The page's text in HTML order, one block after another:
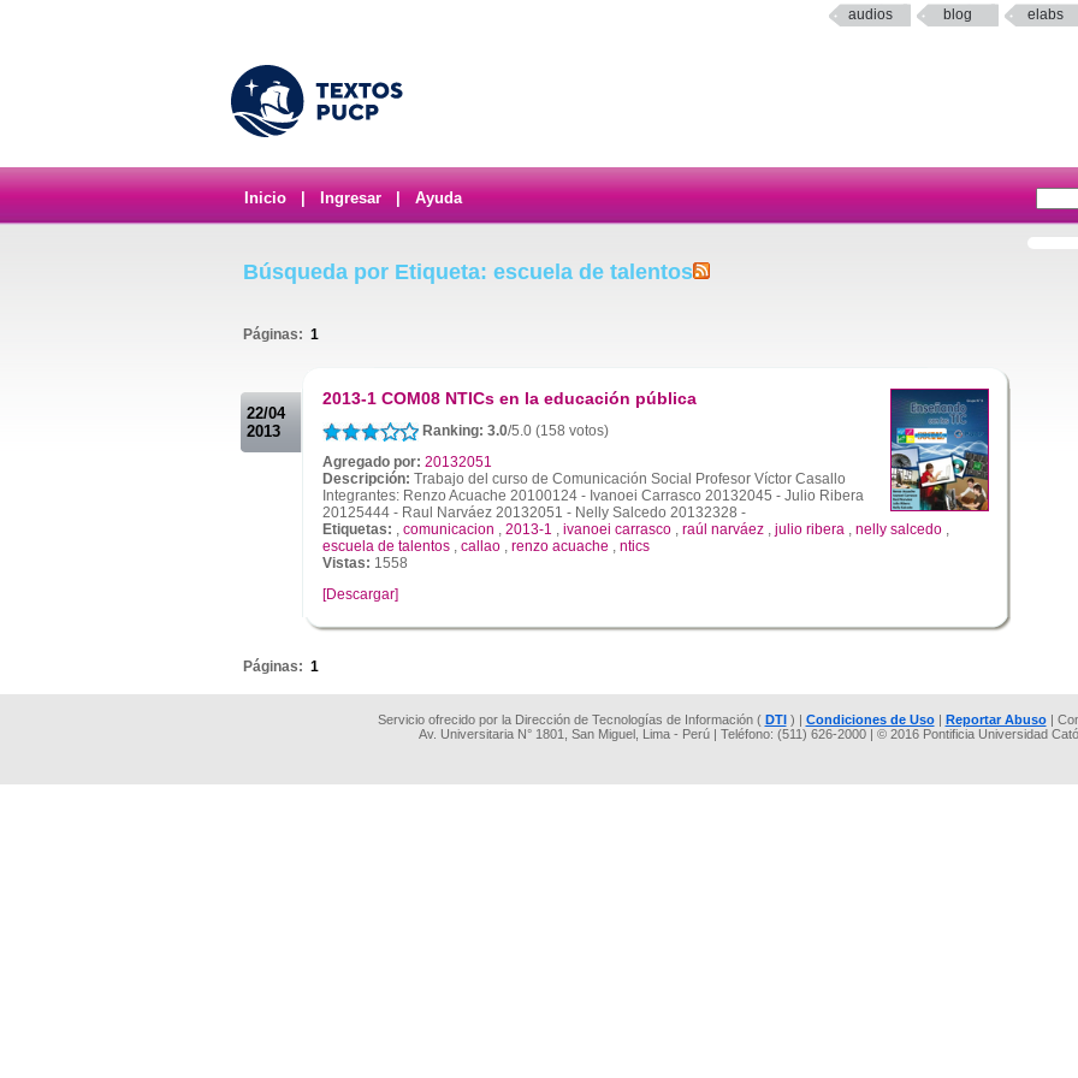
audios blog elabs
Inicio Ingresar Ayuda
Búsqueda por Etiqueta: escuela de talentos
Páginas: 1
22/04
2013
2013-1 COM08 NTICs en la educación pública
Ranking: 3.0/5.0 (158 votos)
Agregado por: 20132051
Descripción: Trabajo del curso de Comunicación Social Profesor Víctor Casallo
Integrantes: Renzo Acuache 20100124 - Ivanoei Carrasco 20132045 - Julio Ribera
20125444 - Raul Narváez 20132051 - Nelly Salcedo 20132328 -
Etiquetas: , comunicacion , 2013-1 , ivanoei carrasco , raúl narváez , julio ribera , nelly salcedo ,
escuela de talentos , callao , renzo acuache , ntics
Vistas: 1558
[Descargar]
Páginas: 1
Servicio ofrecido por la Dirección de Tecnologías de Información ( DTI) | Condiciones de Uso| Reportar Abuso|
Av. Universitaria N° 1801, San Miguel, Lima - Perú | Teléfono: (511) 626-2000 | © 2016 Pontificia Universidad